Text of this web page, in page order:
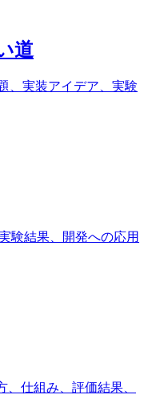
道
、実装アイデア、実験
験結果、開発への応用
仕組み、評価結果、